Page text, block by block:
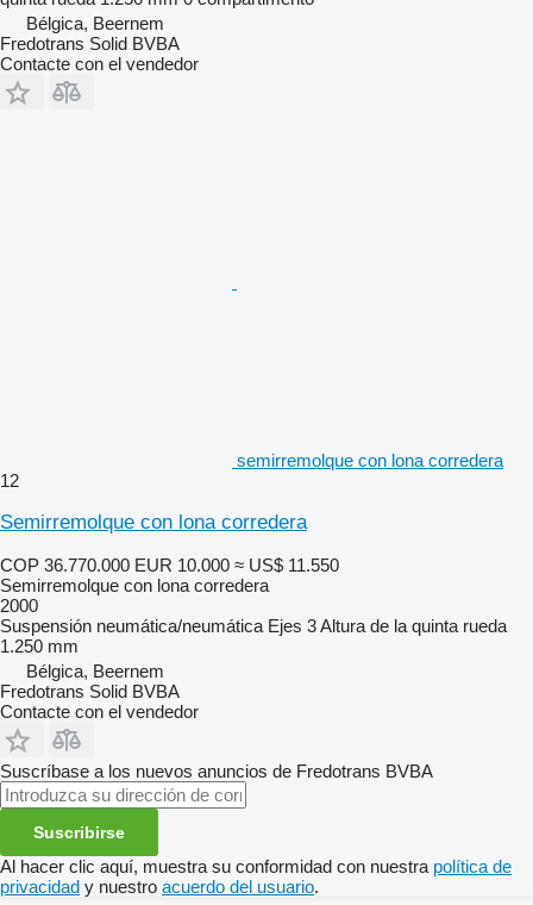
Bélgica, Beernem
Fredotrans Solid BVBA
Contacte con el vendedor
semirremolque con lona corredera
12
Semirremolque con lona corredera
COP 36.770.000 EUR 10.000 ≈ US$ 11.550
Semirremolque con lona corredera
2000
Suspensión neumática/neumática Ejes 3Altura de la quinta rueda
1.250 mm
Bélgica, Beernem
Fredotrans Solid BVBA
Contacte con el vendedor
Suscríbase a los nuevos anuncios de Fredotrans BVBA
Suscribirse
Al hacer clic aquí, muestra su conformidad con nuestra política de
privacidad y nuestro acuerdo del usuario.